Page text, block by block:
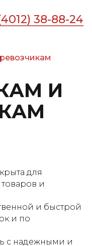
24
для
и
и быстрой
и по
с надежными и